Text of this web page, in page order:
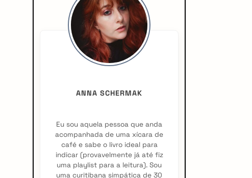
ANNA SCHERMAK
Eu sou aquela pessoa que anda
acompanhada de uma xícara de
café e sabe o livro ideal para
indicar (provavelmente já até fiz
uma playlist para a leitura). Sou
uma curitibana simpática de 30